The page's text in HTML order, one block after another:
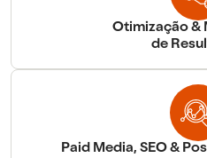
Otimização &
de
Paid Media, SEO &